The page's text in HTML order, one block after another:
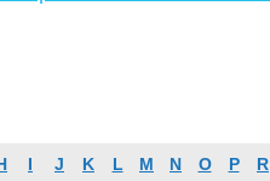
I J K L M N O P R